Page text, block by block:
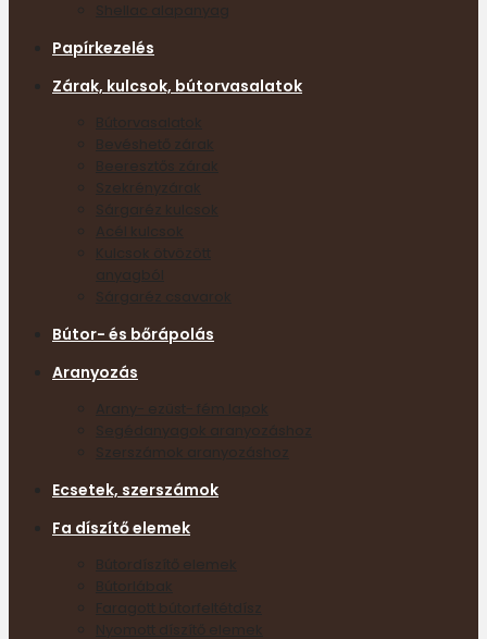
Papírkezelés
Zárak, kulcsok, bútorvasalatok
Bútorvasalatok
Bevéshető zárak
Beeresztős zárak
Szekrényzárak
Sárgaréz kulcsok
Acél kulcsok
Kulcsok ötvözött
Sárgaréz csavarok
Bútor- és bőrápolás
Aranyozás
Arany- ezüst- fém lapok
Segédanyagok aranyozáshoz
Szerszámok aranyozáshoz
Ecsetek, szerszámok
Fa díszítő elemek
Bútordíszítő elemek
Bútorlábak
Faragott bútorfeltétdísz
Nyomott díszítő elemek